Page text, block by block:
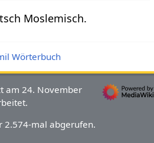
Moslemisch.
Wörterbuch
am 24. November
2.574-mal abgerufen.